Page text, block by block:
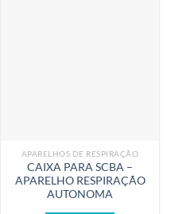
APARELHOS DE RESPIRAÇÃO
CAIXA PARA SCBA –
APARELHO RESPIRAÇÃO
AUTONOMA